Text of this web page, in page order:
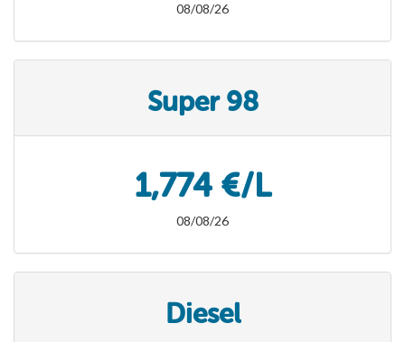
08/08/26
Super 98
1,774 €/L
08/08/26
Diesel